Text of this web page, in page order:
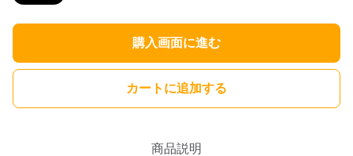
購入画面に進む
カートに追加する
商品説明